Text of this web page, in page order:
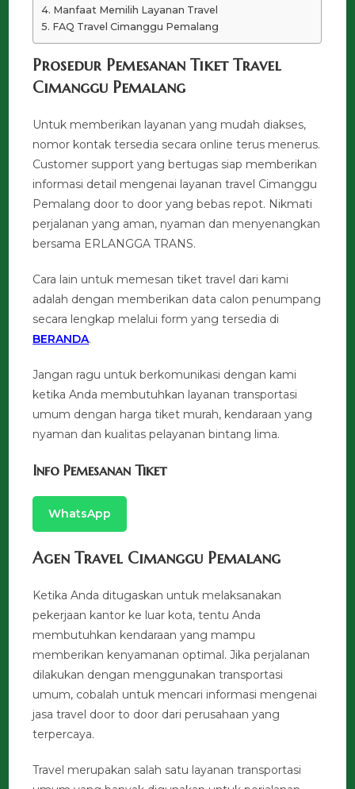
Manfaat Memilih Layanan Travel
FAQ Travel Cimanggu Pemalang
Prosedur Pemesanan Tiket Travel
Cimanggu Pemalang
Untuk memberikan layanan yang mudah diakses,
nomor kontak tersedia secara online terus menerus.
Customer support yang bertugas siap memberikan
informasi detail mengenai layanan travel Cimanggu
Pemalang door to door yang bebas repot. Nikmati
perjalanan yang aman, nyaman dan menyenangkan
bersama ERLANGGA TRANS.
Cara lain untuk memesan tiket travel dari kami
adalah dengan memberikan data calon penumpang
secara lengkap melalui form yang tersedia di
BERANDA.
Jangan ragu untuk berkomunikasi dengan kami
ketika Anda membutuhkan layanan transportasi
umum dengan harga tiket murah, kendaraan yang
nyaman dan kualitas pelayanan bintang lima.
Info Pemesanan Tiket
WhatsApp
Agen Travel Cimanggu Pemalang
Ketika Anda ditugaskan untuk melaksanakan
pekerjaan kantor ke luar kota, tentu Anda
membutuhkan kendaraan yang mampu
memberikan kenyamanan optimal. Jika perjalanan
dilakukan dengan menggunakan transportasi
umum, cobalah untuk mencari informasi mengenai
jasa travel door to door dari perusahaan yang
terpercaya.
Travel merupakan salah satu layanan transportasi